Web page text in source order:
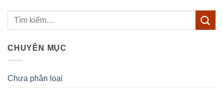
CHUYÊN MỤC
Chưa phân loại